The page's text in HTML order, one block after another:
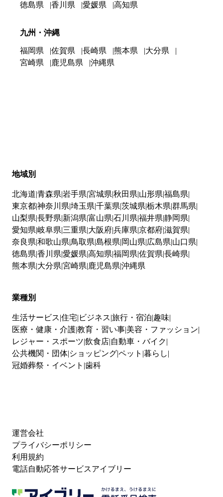
徳島県
香川県 愛媛県 高知県
九州・沖縄
福岡県 佐賀県 長崎県 熊本県
大分県
宮崎県
鹿児島県 沖縄県
地域別
北海道 青森県 岩手県 宮城県 秋田県 山形県 福島県
東京都神奈川県 埼玉県 千葉県 茨城県 栃木県 群馬県
山梨県 長野県 新潟県 富山県 石川県 福井県 静岡県
愛知県 岐阜県 三重県 大阪府兵庫県 京都府滋賀県
奈良県 和歌山県 鳥取県 島根県 岡山県 広島県 山口県
徳島県 香川県 愛媛県 高知県 福岡県 佐賀県 長崎県
熊本県 大分県 宮崎県 鹿児島県 沖縄県
業種別
生活サービス 住宅 ビジネス 旅行・宿泊 趣味
医療・健康・介護教育・習い事 美容・ファッション
レジャー・スポーツ 飲食店 自動車・バイク
公共機関・団体 ショッピングペット 暮らし
冠婚葬祭・イベント 歯科
運営会社
プライバシーポリシー
利用規約
電話自動応答サービスアイブリー